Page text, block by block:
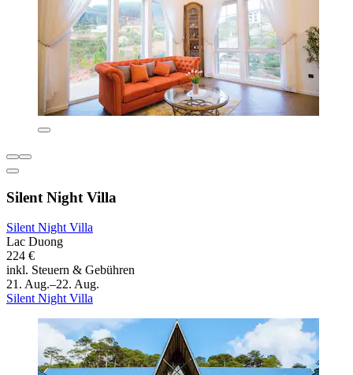
Silent Night Villa
Silent Night Villa
Lac Duong
224 €
inkl. Steuern & Gebühren
21. Aug.–22. Aug.
Silent Night Villa